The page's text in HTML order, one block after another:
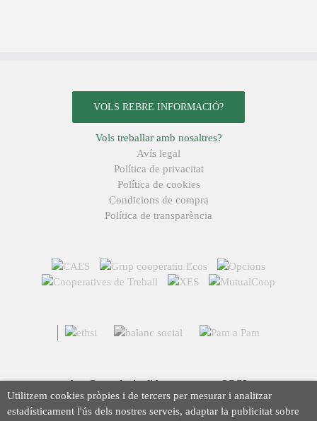
VOLS REBRE INFORMACIÓ?
Vols treballar amb nosaltres?
Avís legal
Política de privacitat
Política de cookies
Condicions de compra
Política de transparència
Arç Corredoria d'Assegurances, SCCL
Casp 43, 08010 Barcelona
93 423 46 02
Utilitzem cookies pròpies i de tercers per mesurar i analitzar
estadísticament l'ús dels nostres serveis, adaptar la publicitat sobre